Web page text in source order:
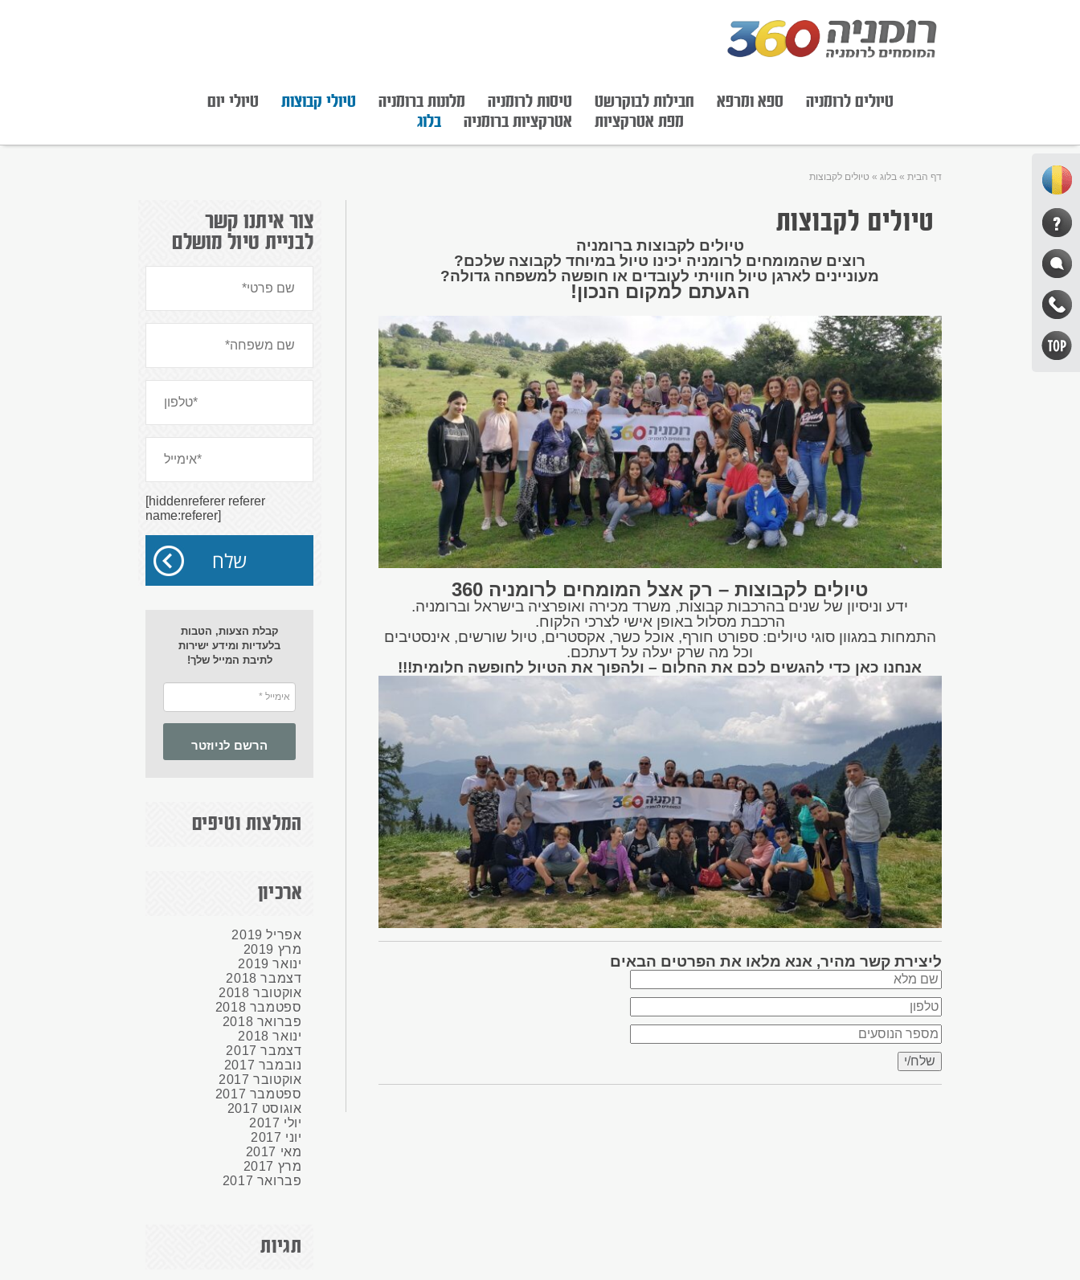
טיולים לרומניה ספא ומרפא חבילות לבוקרשט טיסות לרומניה מלונות ברומניה טיולי קבוצות
טיולי יום
מפת אטרקציות
אטרקציות ברומניה בלוג
דף הבית » בלוג » טיולים לקבוצות
טיולים לקבוצות
טיולים לקבוצות ברומניה
רוצים שהמומחים לרומניה יכינו טיול במיוחד לקבוצה שלכם?
מעוניינים לארגן טיול חוויתי לעובדים או חופשה למשפחה גדולה?
הגעתם למקום הנכון!
טיולים לקבוצות – רק אצל המומחים לרומניה 360
ידע וניסיון של שנים בהרכבות קבוצות, משרד מכירה ואופרציה בישראל וברומניה.
הרכבת מסלול באופן אישי לצרכי הלקוח.
התמחות במגוון סוגי טיולים: ספורט חורף, אוכל כשר, אקסטרים, טיול שורשים, אינסטיבים
וכל מה שרק יעלה על דעתכם.
אנחנו כאן כדי להגשים לכם את החלום – ולהפוך את הטיול לחופשה חלומית!!!
ליצירת קשר מהיר, אנא מלאו את הפרטים הבאים
צור איתנו קשר
לבניית טיול מושלם
[hiddenreferer referer
name:referer]
קבלת הצעות, הטבות
בלעדיות ומידע ישירות
לתיבת המייל שלך!
הרשם לניוזטר
המלצות וטיפים
ארכיון
אפריל2019
מרץ
ינואר2019
דצמבר2018
אוקטובר2018
ספטמבר
פברואר
ינואר2018
דצמבר2017
נובמבר
אוקטובר2017
ספטמבר
אוגוסט
יולי
יוני
מאי
מרץ
פברואר
תגיות